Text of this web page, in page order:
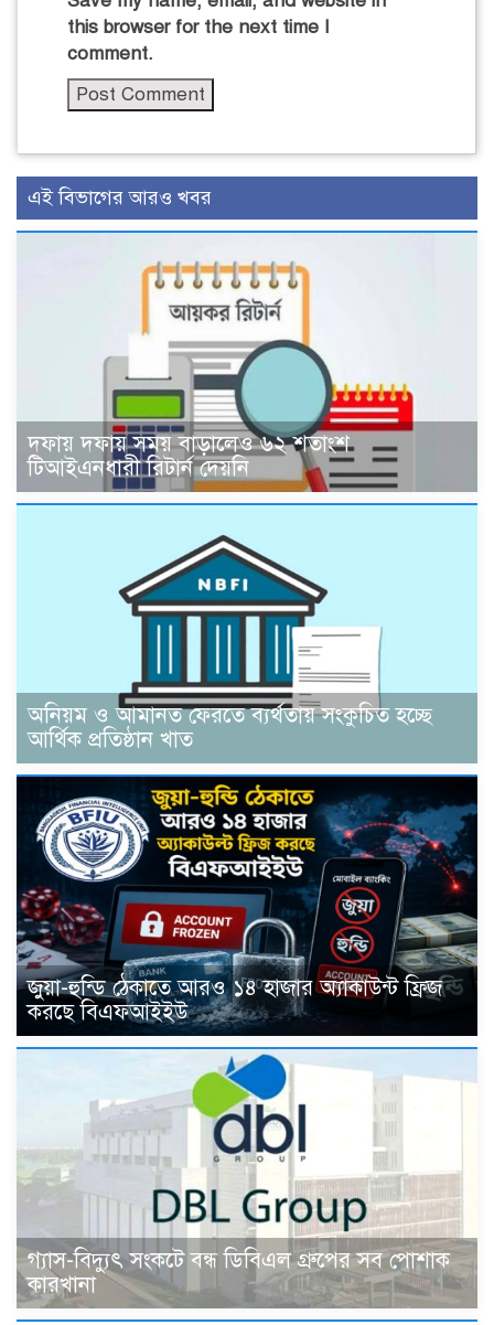
this browser for the next time I
comment.
এই বিভাগের আরও খবর
দফায় দফায় সময় বাড়ালেও ৬২ শতাংশ
টিআইএনধারী রিটার্ন দেয়নি
অনিয়ম ও আমানত ফেরতে ব্যর্থতায় সংকুচিত হচ্ছে
আর্থিক প্রতিষ্ঠান খাত
জুয়া-হুন্ডি ঠেকাতে আরও ১৪ হাজার অ্যাকাউন্ট ফ্রিজ
করছে বিএফআইইউ
গ্যাস-বিদ্যুৎ সংকটে বন্ধ ডিবিএল গ্রুপের সব পোশাক
কারখানা